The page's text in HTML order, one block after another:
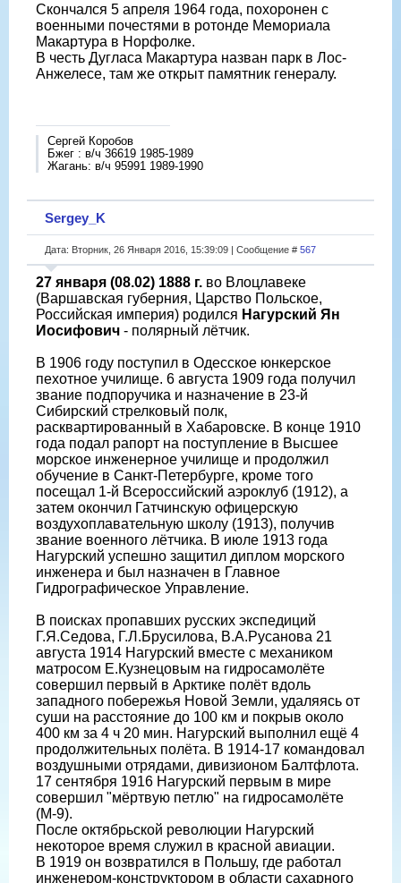
Скончался 5 апреля 1964 года, похоронен с
военными почестями в ротонде Мемориала
Макартура в Норфолке.
В честь Дугласа Макартура назван парк в Лос-
Анжелесе, там же открыт памятник генералу.
Сергей Коробов
Бжег : в/ч 36619 1985-1989
Жагань: в/ч 95991 1989-1990
Sergey_K
Дата: Вторник, 26 Января 2016, 15:39:09 | Сообщение # 567
27 января (08.02) 1888 г. во Влоцлавеке
(Варшавская губерния, Царство Польское,
Российская империя) родился Нагурский Ян
Иосифович - полярный лётчик.
В 1906 году поступил в Одесское юнкерское
пехотное училище. 6 августа 1909 года получил
звание подпоручика и назначение в 23-й
Сибирский стрелковый полк,
расквартированный в Хабаровске. В конце 1910
года подал рапорт на поступление в Высшее
морское инженерное училище и продолжил
обучение в Санкт-Петербурге, кроме того
посещал 1-й Всероссийский аэроклуб (1912), а
затем окончил Гатчинскую офицерскую
воздухоплавательную школу (1913), получив
звание военного лётчика. В июле 1913 года
Нагурский успешно защитил диплом морского
инженера и был назначен в Главное
Гидрографическое Управление.
В поисках пропавших русских экспедиций
Г.Я.Седова, Г.Л.Брусилова, В.А.Русанова 21
августа 1914 Нагурский вместе с механиком
матросом Е.Кузнецовым на гидросамолёте
совершил первый в Арктике полёт вдоль
западного побережья Новой Земли, удаляясь от
суши на расстояние до 100 км и покрыв около
400 км за 4 ч 20 мин. Нагурский выполнил ещё 4
продолжительных полёта. В 1914-17 командовал
воздушными отрядами, дивизионом Балтфлота.
17 сентября 1916 Нагурский первым в мире
совершил "мёртвую петлю" на гидросамолёте
(М-9).
После октябрьской революции Нагурский
некоторое время служил в красной авиации.
В 1919 он возвратился в Польшу, где работал
инженером-конструктором в области сахарного